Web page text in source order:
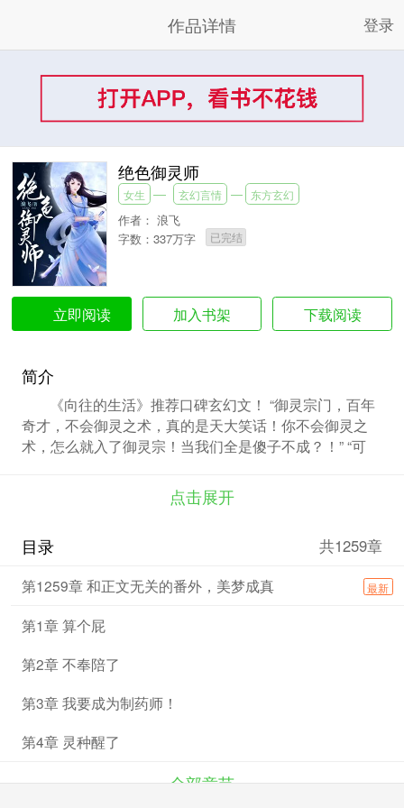
作品详情 登录
绝色御灵师
女生 玄幻言情 东方玄幻
作者： 浪飞
字数：337万字
已完结
立即阅读 加入书架 下载阅读
简介
《向往的生活》推荐口碑玄幻文！ “御灵宗门，百年
奇才，不会御灵之术，真的是天大笑话！你不会御灵之
术，怎么就入了御灵宗！当我们全是傻子不成？！” “可
灵，有时候御的可不是外面那些 每人生有灵种，灵种独
特之人万里挑一 而灵种内封存魔兽之人，更是凤毛麟
咋才来啊？” “我们在这旮沓等你老久了，知道不？”
点击展开
目录 共1259章
第1259章 和正文无关的番外，美梦成真 最新
第1章 算个屁
第2章 不奉陪了
第3章 我要成为制药师！
第4章 灵种醒了
全部章节